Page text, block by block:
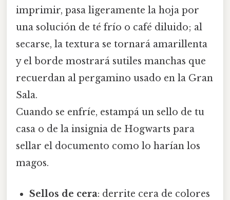
imprimir, pasa ligeramente la hoja por
una solución de té frío o café diluido; al
secarse, la textura se tornará amarillenta
y el borde mostrará sutiles manchas que
recuerdan al pergamino usado en la Gran
Sala.
Cuando se enfríe, estampá un sello de tu
casa o de la insignia de Hogwarts para
sellar el documento como lo harían los
magos.
Sellos de cera: derrite cera de colores